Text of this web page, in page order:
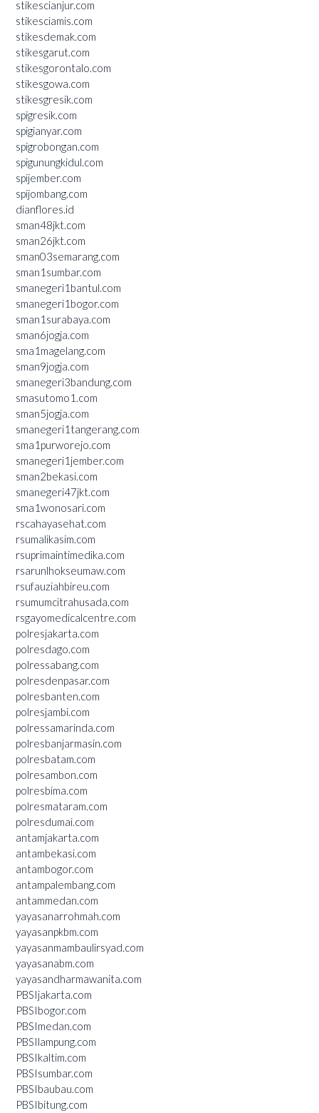
stikescianjur.com
stikesciamis.com
stikesdemak.com
stikesgarut.com
stikesgorontalo.com
stikesgowa.com
stikesgresik.com
spigresik.com
spigianyar.com
spigrobongan.com
spigunungkidul.com
spijember.com
spijombang.com
dianflores.id
sman48jkt.com
sman26jkt.com
sman03semarang.com
sman1sumbar.com
smanegeri1bantul.com
smanegeri1bogor.com
sman1surabaya.com
sman6jogja.com
sma1magelang.com
sman9jogja.com
smanegeri3bandung.com
smasutomo1.com
sman5jogja.com
smanegeri1tangerang.com
sma1purworejo.com
smanegeri1jember.com
sman2bekasi.com
smanegeri47jkt.com
sma1wonosari.com
rscahayasehat.com
rsumalikasim.com
rsuprimaintimedika.com
rsarunlhokseumaw.com
rsufauziahbireu.com
rsumumcitrahusada.com
rsgayomedicalcentre.com
polresjakarta.com
polresdago.com
polressabang.com
polresdenpasar.com
polresbanten.com
polresjambi.com
polressamarinda.com
polresbanjarmasin.com
polresbatam.com
polresambon.com
polresbima.com
polresmataram.com
polresdumai.com
antamjakarta.com
antambekasi.com
antambogor.com
antampalembang.com
antammedan.com
yayasanarrohmah.com
yayasanpkbm.com
yayasanmambaulirsyad.com
yayasanabm.com
yayasandharmawanita.com
PBSIjakarta.com
PBSIbogor.com
PBSImedan.com
PBSIlampung.com
PBSIkaltim.com
PBSIsumbar.com
PBSIbaubau.com
PBSIbitung.com